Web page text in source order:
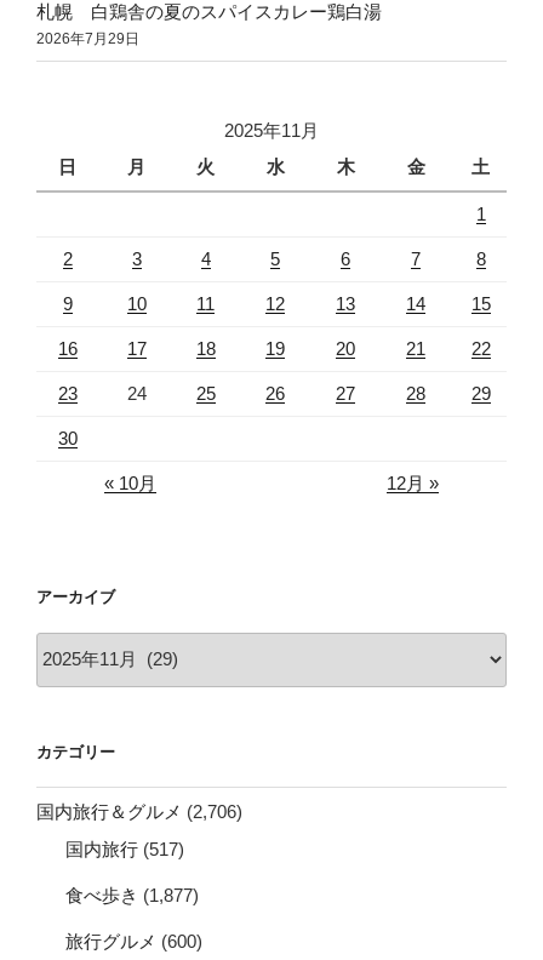
札幌 白鶏舎の夏のスパイスカレー鶏白湯
2026年7月29日
2025年11月
日
月 火 水 木 金 土
1
2 3 4 5 6 7 8
9 10 11 12 13 14 15
16 17 18 19 20 21 22
23 24 25 26 27 28 29
30
« 10月 12月 »
アーカイブ
ブ
カテゴリー
国内旅行＆グルメ (2,706)
国内旅行 (517)
食べ歩き (1,877)
旅行グルメ (600)